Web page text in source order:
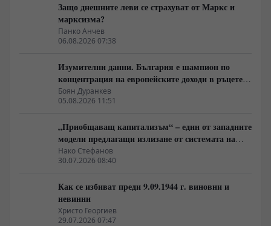
Защо днешните леви се страхуват от Маркс и
марксизма?
Панко Анчев
06.08.2026 07:38
Изумителни данни. България е шампион по
концентрация на европейските доходи в ръцете
на най-богатия 1%, надминава и САЩ
Боян Дуранкев
05.08.2026 11:51
„Приобщаващ капитализъм“ – един от западните
модели предлагащи излизане от системата на
неолиберализма
Нако Стефанов
30.07.2026 08:40
Как се избиват преди 9.09.1944 г. виновни и
невинни
Христо Георгиев
29.07.2026 07:47